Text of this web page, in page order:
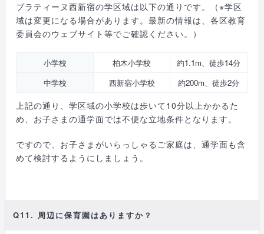
プラティーヌ西新宿の学区域は以下の通りです。（※学区
域は変更になる場合があります。最新の情報は、各区教育
委員会のウェブサイト等でご確認ください。）
小学校 柏木小学校
約1.1m、徒歩14分
中学校
西新宿小学校 約200m、徒歩2分
上記の通り、学区域の小学校は歩いて10分以上かかるた
め、お子さまの通学面では不便な立地条件となります。
ですので、お子さまがいらっしゃるご家庭は、通学面も含
めて検討するようにしましょう。
Q11. 周辺に保育園はありますか？